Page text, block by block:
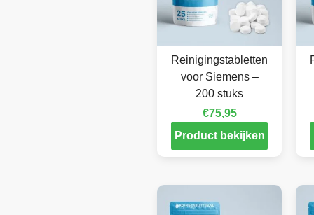
Reinigingstabletten
voor Siemens –
200 stuks
€75,95
Product bekijken